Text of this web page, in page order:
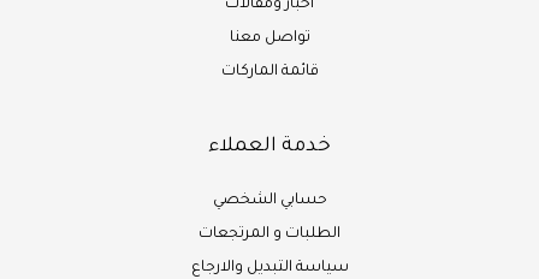
أخبار ومقالات
تواصل معنا
قائمة الماركات
خدمة العملاء
حسابي الشخصي
الطلبات و المرتجعات
سياسة التبديل والارجاع